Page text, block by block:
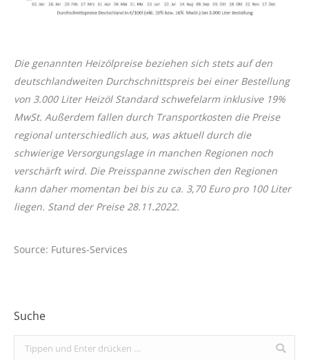
Die genannten Heizölpreise beziehen sich stets auf den
deutschlandweiten Durchschnittspreis bei einer Bestellung
von 3.000 Liter Heizöl Standard schwefelarm inklusive 19%
MwSt. Außerdem fallen durch Transportkosten die Preise
regional unterschiedlich aus, was aktuell durch die
schwierige Versorgungslage in manchen Regionen noch
verschärft wird. Die Preisspanne zwischen den Regionen
kann daher momentan bei bis zu ca. 3,70 Euro pro 100 Liter
liegen. Stand der Preise 28.11.2022.
Source: Futures-Services
Suche
Search: